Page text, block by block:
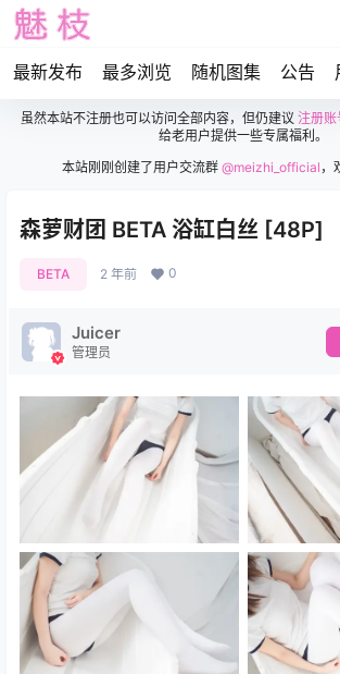
最新发布 最多浏览 随机图集 公告
虽然本站不注册也可以访问全部内容，但仍建议 注册账
给老用户提供一些专属福利。
本站刚刚创建了用户交流群@meizhi_official ，
森萝财团 BETA 浴缸白丝 [48P]
BETA 2 年前 0
Juicer
管理员